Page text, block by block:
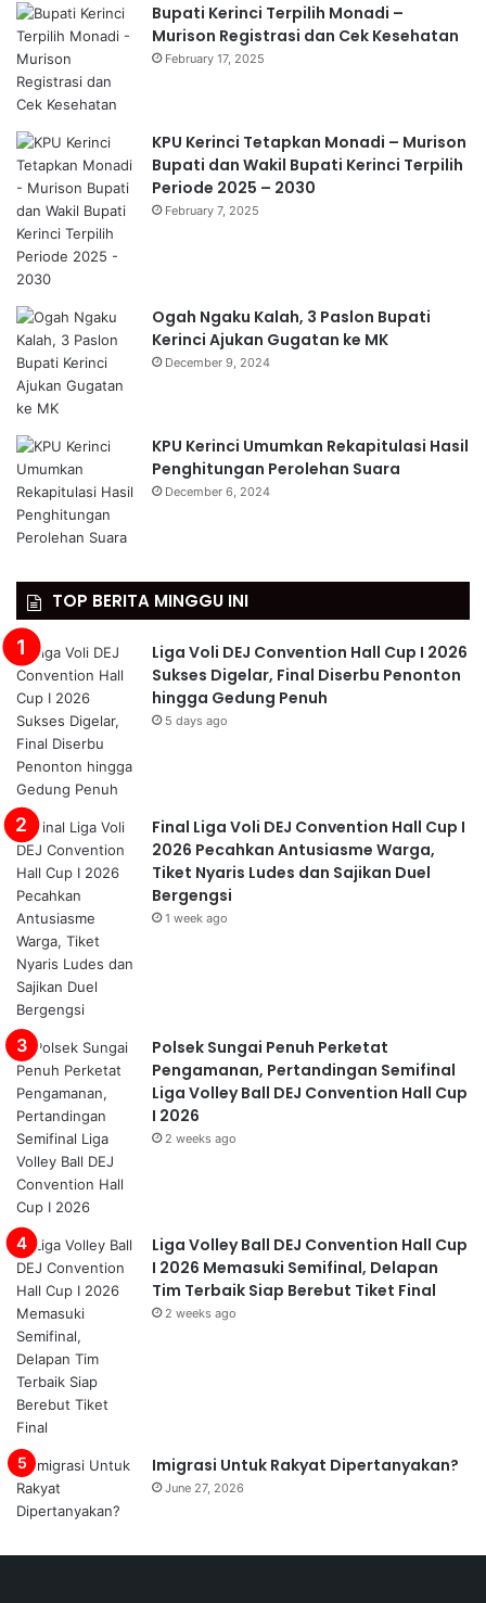
Bupati Kerinci Terpilih Monadi –
Murison Registrasi dan Cek Kesehatan
February 17, 2025
KPU Kerinci Tetapkan Monadi – Murison
Bupati dan Wakil Bupati Kerinci Terpilih
Periode 2025 – 2030
February 7, 2025
Ogah Ngaku Kalah, 3 Paslon Bupati
Kerinci Ajukan Gugatan ke MK
December 9, 2024
KPU Kerinci Umumkan Rekapitulasi Hasil
Penghitungan Perolehan Suara
December 6, 2024
TOP BERITA MINGGU INI
Liga Voli DEJ Convention Hall Cup I 2026
Sukses Digelar, Final Diserbu Penonton
hingga Gedung Penuh
5 days ago
Final Liga Voli DEJ Convention Hall Cup I
2026 Pecahkan Antusiasme Warga,
Tiket Nyaris Ludes dan Sajikan Duel
Bergengsi
1 week ago
Polsek Sungai Penuh Perketat
Pengamanan, Pertandingan Semifinal
Liga Volley Ball DEJ Convention Hall Cup
I 2026
2 weeks ago
Liga Volley Ball DEJ Convention Hall Cup
I 2026 Memasuki Semifinal, Delapan
Tim Terbaik Siap Berebut Tiket Final
2 weeks ago
Imigrasi Untuk Rakyat Dipertanyakan?
June 27, 2026